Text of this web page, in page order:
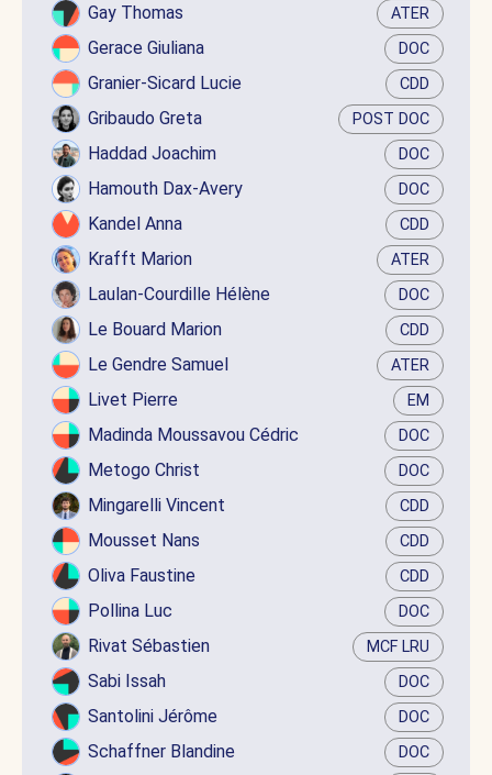
Gay Thomas ATER
Gerace Giuliana DOC
Granier-Sicard Lucie CDD
Gribaudo Greta POST DOC
Haddad Joachim DOC
Hamouth Dax-Avery DOC
Kandel Anna CDD
Krafft Marion ATER
Laulan-Courdille Hélène DOC
Le Bouard Marion CDD
Le Gendre Samuel ATER
Livet Pierre EM
Madinda Moussavou Cédric DOC
Metogo Christ DOC
Mingarelli Vincent CDD
Mousset Nans CDD
Oliva Faustine CDD
Pollina Luc DOC
Rivat Sébastien MCF LRU
Sabi Issah DOC
Santolini Jérôme DOC
Schaffner Blandine DOC